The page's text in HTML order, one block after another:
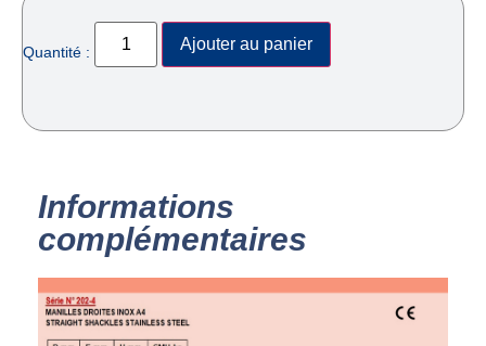
Quantité : Ajouter au panier
Informations
complémentaires